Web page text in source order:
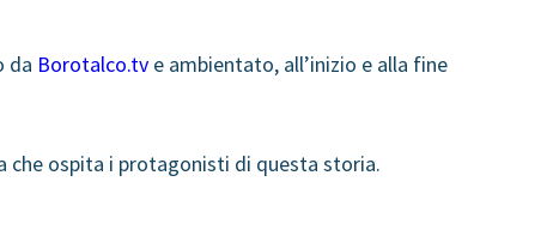
da Borotalco.tv e ambientato, all’inizio e alla fine
che ospita i protagonisti di questa storia.